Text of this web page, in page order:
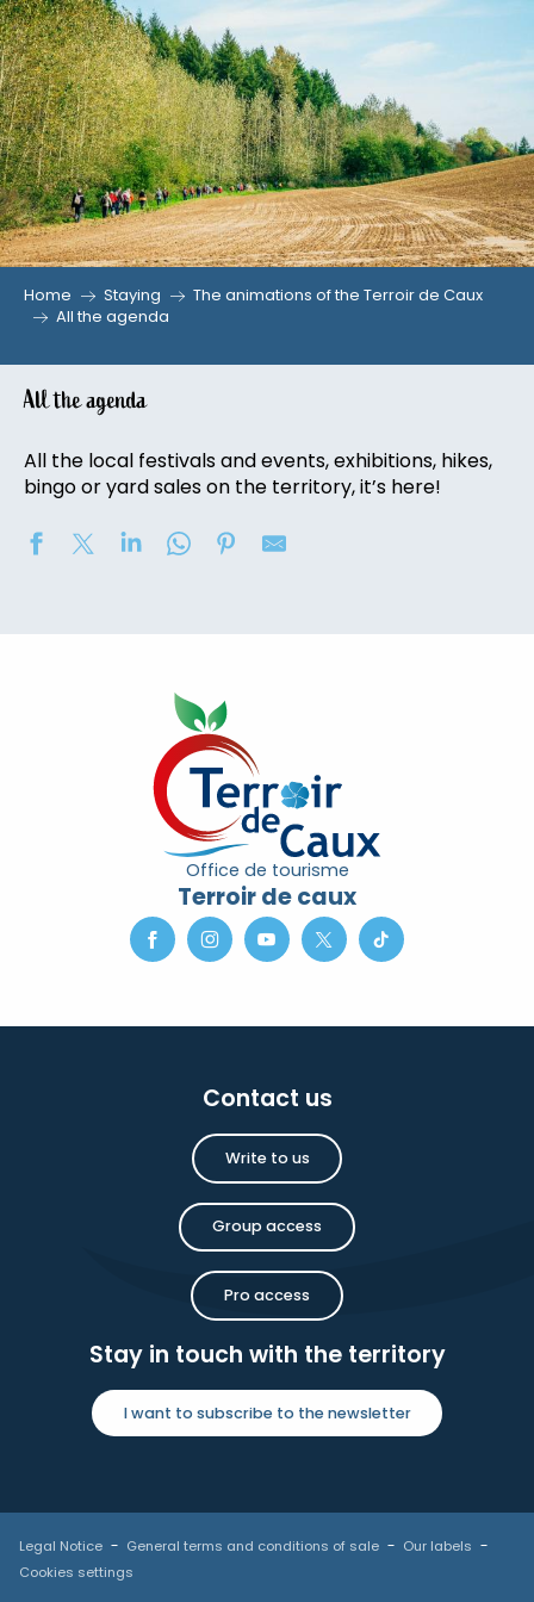
Aller
au
contenu
principal
Home Staying
The animations of the Terroir de Caux
All the agenda
All the agenda
All the local festivals and events, exhibitions, hikes,
bingo or yard sales on the territory, it’s here!
Marché nocturne
Soirée contée « Soir des Ombres » avec la
Exposition de peinture : Elisabeth Haloo Joye et
Exposition de peinture - Karine Duriez
Exposition : Bénédicte, Cédric & René Vardon
[Exposition] Peinture comme photo, photo comme
Stage de natation 2026
Exposition : au jardin potager
Marche douce et botanique
Concerts à l'Envers du Croco
Office de tourisme
Terroir de caux
Contact us
Write to us
Group access
Pro access
Stay in touch with the territory
I want to subscribe to the newsletter
Legal Notice General terms and conditions of sale
Our labels
Cookies settings